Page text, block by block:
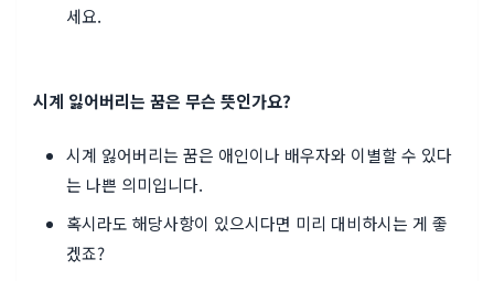
세요.
시계 잃어버리는 꿈은 무슨 뜻인가요?
시계 잃어버리는 꿈은 애인이나 배우자와 이별할 수 있다
는 나쁜 의미입니다.
혹시라도 해당사항이 있으시다면 미리 대비하시는 게 좋
겠죠?